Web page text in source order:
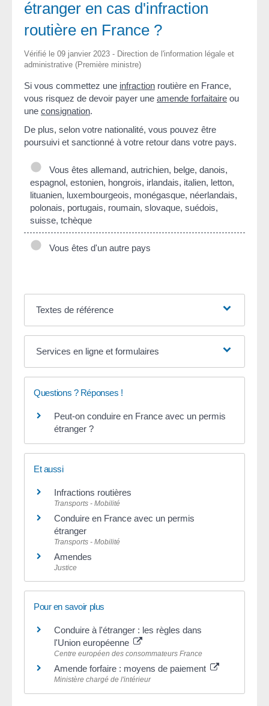
étranger en cas d'infraction
routière en France ?
Vérifié le 09 janvier 2023 - Direction de l'information légale et
administrative (Première ministre)
Si vous commettez une infraction routière en France,
vous risquez de devoir payer une amende forfaitaire ou
une consignation.
De plus, selon votre nationalité, vous pouvez être
poursuivi et sanctionné à votre retour dans votre pays.
Vous êtes allemand, autrichien, belge, danois,
espagnol, estonien, hongrois, irlandais, italien, letton,
lituanien, luxembourgeois, monégasque, néerlandais,
polonais, portugais, roumain, slovaque, suédois,
suisse, tchèque
Vous êtes d'un autre pays
Textes de référence
Services en ligne et formulaires
Questions ? Réponses !
Peut-on conduire en France avec un permis
étranger ?
Et aussi
Infractions routières
Transports - Mobilité
Conduire en France avec un permis
étranger
Transports - Mobilité
Amendes
Justice
Pour en savoir plus
Conduire à l'étranger : les règles dans
l'Union européenne
Centre européen des consommateurs France
Amende forfaire : moyens de paiement
Ministère chargé de l'intérieur